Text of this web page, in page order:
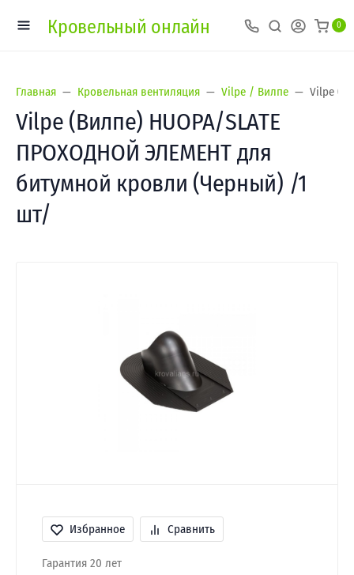
Кровельный онлайн 0
Главная Кровельная вентиляция Vilpe / Вилпе Vilpe
Vilpe (Вилпе) HUOPA/SLATE
ПРОХОДНОЙ ЭЛЕМЕНТ для
битумной кровли (Черный) /1
шт/
Избранное Сравнить
Гарантия 20 лет